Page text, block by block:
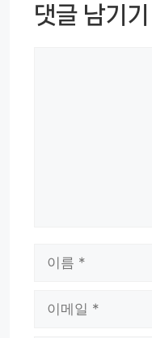
댓글 남기기